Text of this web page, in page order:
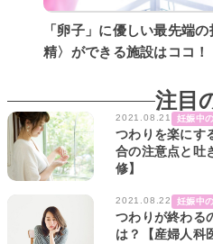
「卵子」に優しい最先端
精〉ができる施設はココ！
注目
2021.08.21 妊娠中
つわりを楽にす
合の注意点と吐
修】
2021.08.22 妊娠中
つわりが終わる
は？【産婦人科